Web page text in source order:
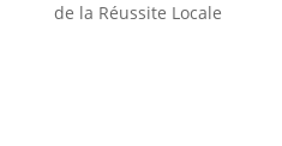
de la Réussite Locale